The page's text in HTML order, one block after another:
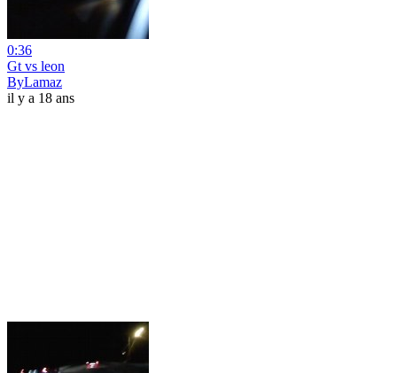
0:36
Gt vs leon
ByLamaz
il y a 18 ans